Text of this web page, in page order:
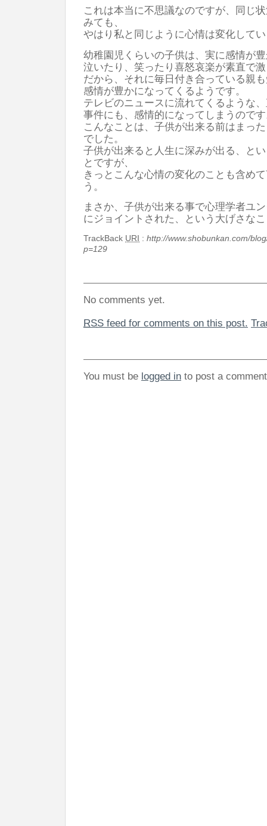
これは本当に不思議なのですが、同じ
みても、
やはり私と同じように心情は変化して
幼稚園児くらいの子供は、実に感情が
泣いたり、笑ったり喜怒哀楽が素直で
だから、それに毎日付き合っている親
感情が豊かになってくるようです。
テレビのニュースに流れてくるような
事件にも、感情的になってしまうので
こんなことは、子供が出来る前はまっ
でした。
子供が出来ると人生に深みが出る、と
とですが、
きっとこんな心情の変化のことも含め
う。
まさか、子供が出来る事で心理学者ユ
にジョイントされた、という大げさな
TrackBack URI : http://www.shobunkan.com/
p=129
No comments yet.
RSS feed for comments on this post.
You must be logged in to post a